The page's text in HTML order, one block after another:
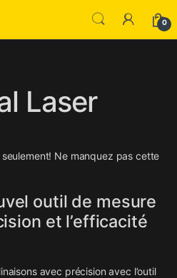
0
Laser
Ne manquez pas cette
outil de mesure
et l’efficacité
avec précision avec l’outil